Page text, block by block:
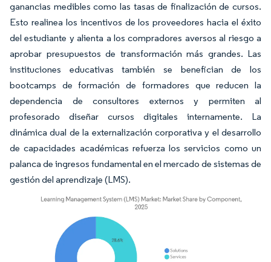
ganancias medibles como las tasas de finalización de cursos.
Esto realinea los incentivos de los proveedores hacia el éxito
del estudiante y alienta a los compradores aversos al riesgo a
aprobar presupuestos de transformación más grandes. Las
instituciones educativas también se benefician de los
bootcamps de formación de formadores que reducen la
dependencia de consultores externos y permiten al
profesorado diseñar cursos digitales internamente. La
dinámica dual de la externalización corporativa y el desarrollo
de capacidades académicas refuerza los servicios como un
palanca de ingresos fundamental en el mercado de sistemas de
gestión del aprendizaje (LMS).